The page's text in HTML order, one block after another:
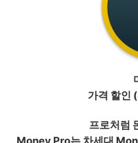
가격 할인
프로처럼